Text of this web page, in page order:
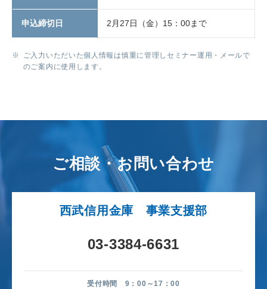
申込締切日 2月27日（金）15：00まで
※
ご入力いただいた個人情報は慎重に管理しセミナー運用・メールで
のご案内に使用します。
ご相談・お問い合わせ
西武信用金庫 事業支援部
03-3384-6631
受付時間 9：00～17：00